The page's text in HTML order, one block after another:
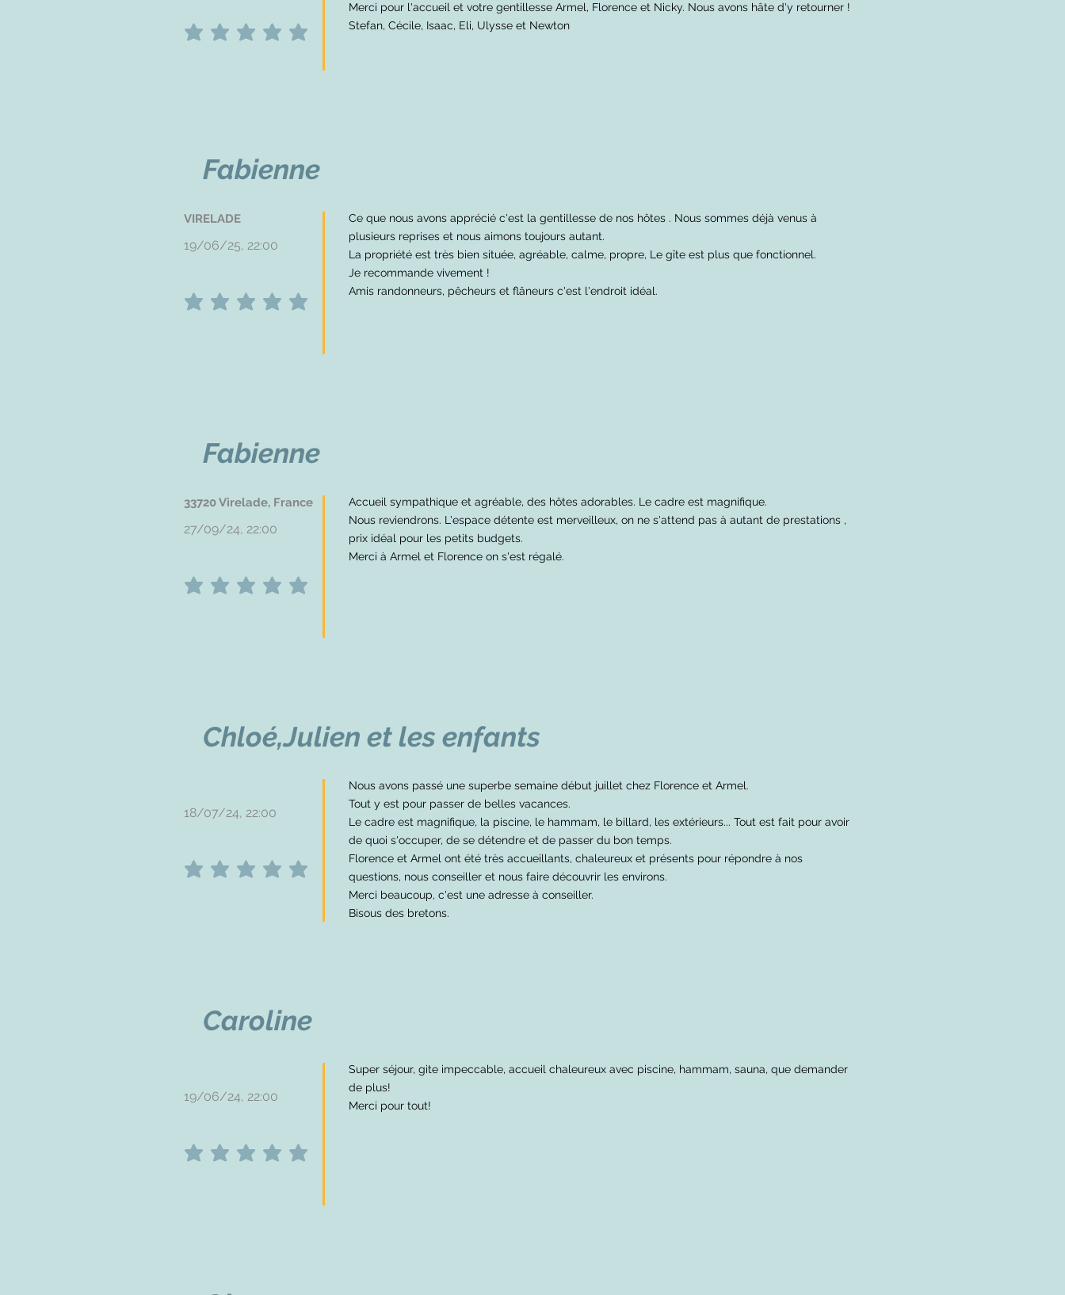
average rating is 5 out of 5
Merci pour l'accueil et votre gentillesse Armel, Florence et Nicky. Nous avons hâte d'y retourner !
Stefan, Cécile, Isaac, Eli, Ulysse et Newton
Fabienne
VIRELADE
19/06/25, 22:00
average rating is 5 out of 5
Ce que nous avons apprécié c'est la gentillesse de nos hôtes . Nous sommes déjà venus à
plusieurs reprises et nous aimons toujours autant.
La propriété est très bien située, agréable, calme, propre, Le gîte est plus que fonctionnel.
Je recommande vivement !
Amis randonneurs, pêcheurs et flâneurs c'est l'endroit idéal.
Fabienne
33720 Virelade, France
27/09/24, 22:00
average rating is 5 out of 5
Accueil sympathique et agréable, des hôtes adorables. Le cadre est magnifique.
Nous reviendrons. L'espace détente est merveilleux, on ne s'attend pas à autant de prestations ,
prix idéal pour les petits budgets.
Merci à Armel et Florence on s'est régalé.
Chloé,Julien et les enfants
18/07/24, 22:00
average rating is 5 out of 5
Nous avons passé une superbe semaine début juillet chez Florence et Armel.
Tout y est pour passer de belles vacances.
Le cadre est magnifique, la piscine, le hammam, le billard, les extérieurs... Tout est fait pour avoir
de quoi s'occuper, de se détendre et de passer du bon temps.
Florence et Armel ont été très accueillants, chaleureux et présents pour répondre à nos
questions, nous conseiller et nous faire découvrir les environs.
Merci beaucoup, c'est une adresse à conseiller.
Bisous des bretons.
Caroline
19/06/24, 22:00
average rating is 5 out of 5
Super séjour, gite impeccable, accueil chaleureux avec piscine, hammam, sauna, que demander
de plus!
Merci pour tout!